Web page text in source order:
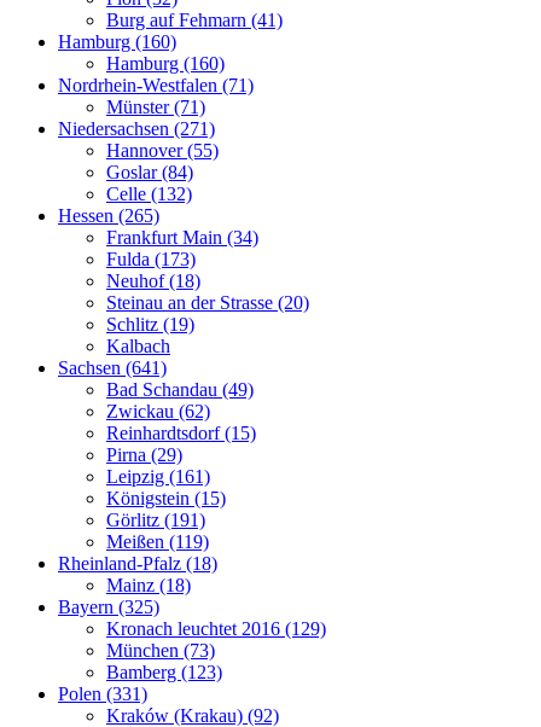
Burg auf Fehmarn (41)
Hamburg (160)
Hamburg (160)
Nordrhein-Westfalen (71)
Münster (71)
Niedersachsen (271)
Hannover (55)
Goslar (84)
Celle (132)
Hessen (265)
Frankfurt Main (34)
Fulda (173)
Neuhof (18)
Steinau an der Strasse (20)
Schlitz (19)
Kalbach
Sachsen (641)
Bad Schandau (49)
Zwickau (62)
Reinhardtsdorf (15)
Pirna (29)
Leipzig (161)
Königstein (15)
Görlitz (191)
Meißen (119)
Rheinland-Pfalz (18)
Mainz (18)
Bayern (325)
Kronach leuchtet 2016 (129)
München (73)
Bamberg (123)
Polen (331)
Kraków (Krakau) (92)